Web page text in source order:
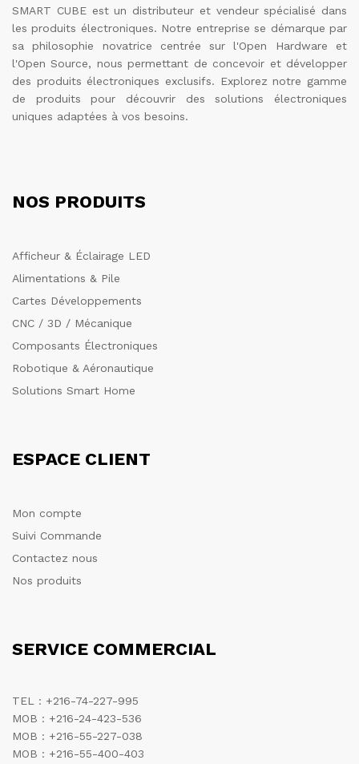
SMART CUBE est un distributeur et vendeur spécialisé dans
les produits électroniques. Notre entreprise se démarque par
sa philosophie novatrice centrée sur l'Open Hardware et
l'Open Source, nous permettant de concevoir et développer
des produits électroniques exclusifs. Explorez notre gamme
de produits pour découvrir des solutions électroniques
uniques adaptées à vos besoins.
NOS PRODUITS
Afficheur & Éclairage LED
Alimentations & Pile
Cartes Développements
CNC / 3D / Mécanique
Composants Électroniques
Robotique & Aéronautique
Solutions Smart Home
ESPACE CLIENT
Mon compte
Suivi Commande
Contactez nous
Nos produits
SERVICE COMMERCIAL
TEL : +216-74-227-995
MOB : +216-24-423-536
MOB : +216-55-227-038
MOB : +216-55-400-403